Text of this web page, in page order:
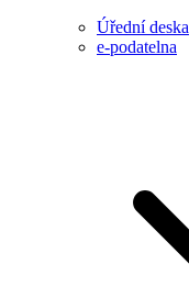
Úřední deska
e-podatelna